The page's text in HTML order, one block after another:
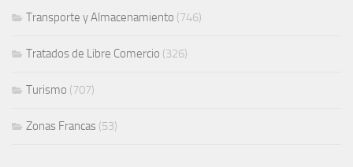
Transporte y Almacenamiento (746)
Tratados de Libre Comercio (326)
Turismo (707)
Zonas Francas (53)